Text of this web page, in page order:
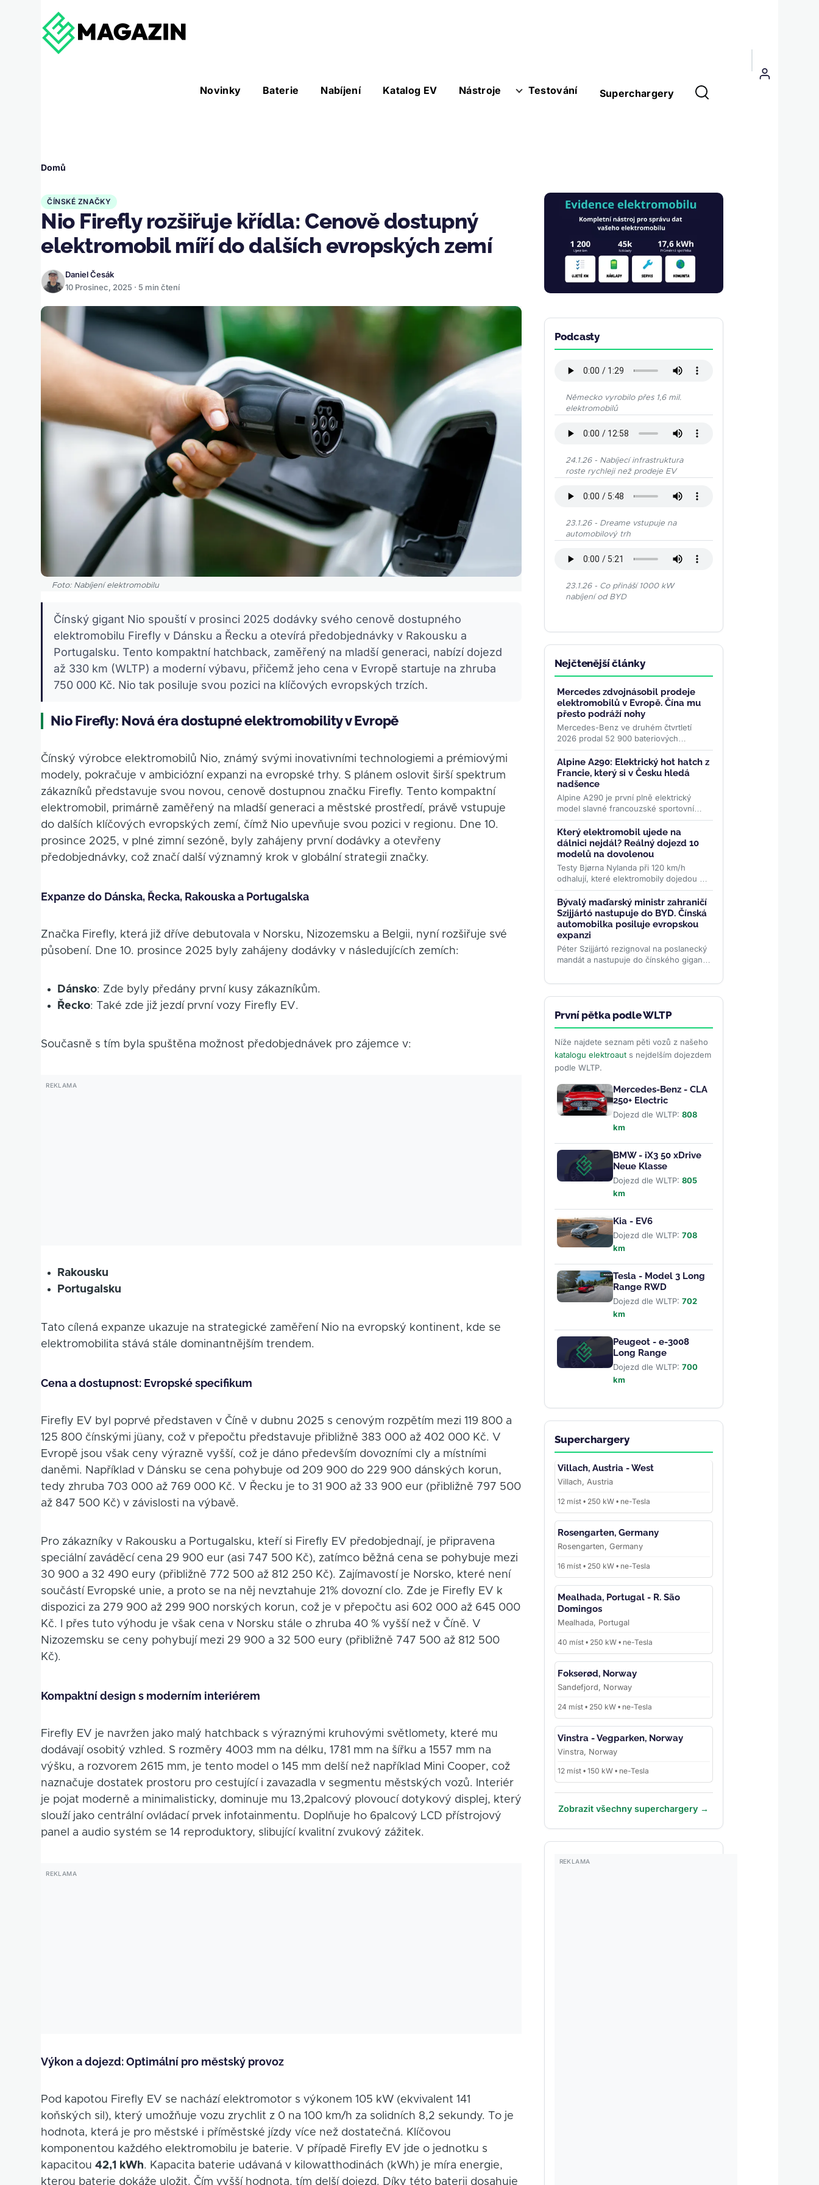
Hlavní
Novinky Baterie Nabíjení Katalog EV Nástroje
Nástroje sub-navigation Testování Superchargery
Menu
uživatelského
Drobečková
navigace
Domů
ČÍNSKÉ ZNAČKY
Nio Firefly rozšiřuje křídla: Cenově dostupný
elektromobil míří do dalších evropských zemí
Daniel Česák
10 Prosinec, 2025 · 5 min čtení
Foto: Nabíjení elektromobilu
Čínský gigant Nio spouští v prosinci 2025 dodávky svého cenově dostupného
elektromobilu Firefly v Dánsku a Řecku a otevírá předobjednávky v Rakousku a
Portugalsku. Tento kompaktní hatchback, zaměřený na mladší generaci, nabízí dojezd
až 330 km (WLTP) a moderní výbavu, přičemž jeho cena v Evropě startuje na zhruba
750 000 Kč. Nio tak posiluje svou pozici na klíčových evropských trzích.
Nio Firefly: Nová éra dostupné elektromobility v Evropě
Čínský výrobce elektromobilů Nio, známý svými inovativními technologiemi a prémiovými
modely, pokračuje v ambiciózní expanzi na evropské trhy. S plánem oslovit širší spektrum
zákazníků představuje svou novou, cenově dostupnou značku Firefly. Tento kompaktní
elektromobil, primárně zaměřený na mladší generaci a městské prostředí, právě vstupuje
do dalších klíčových evropských zemí, čímž Nio upevňuje svou pozici v regionu. Dne 10.
prosince 2025, v plné zimní sezóně, byly zahájeny první dodávky a otevřeny
předobjednávky, což značí další významný krok v globální strategii značky.
Expanze do Dánska, Řecka, Rakouska a Portugalska
Značka Firefly, která již dříve debutovala v Norsku, Nizozemsku a Belgii, nyní rozšiřuje své
působení. Dne 10. prosince 2025 byly zahájeny dodávky v následujících zemích:
Dánsko: Zde byly předány první kusy zákazníkům.
Řecko: Také zde již jezdí první vozy Firefly EV.
Současně s tím byla spuštěna možnost předobjednávek pro zájemce v:
Rakousku
Portugalsku
Tato cílená expanze ukazuje na strategické zaměření Nio na evropský kontinent, kde se
elektromobilita stává stále dominantnějším trendem.
Cena a dostupnost: Evropské specifikum
Firefly EV byl poprvé představen v Číně v dubnu 2025 s cenovým rozpětím mezi 119 800 a
125 800 čínskými jüany, což v přepočtu představuje přibližně 383 000 až 402 000 Kč. V
Evropě jsou však ceny výrazně vyšší, což je dáno především dovozními cly a místními
daněmi. Například v Dánsku se cena pohybuje od 209 900 do 229 900 dánských korun,
tedy zhruba 703 000 až 769 000 Kč. V Řecku je to 31 900 až 33 900 eur (přibližně 797 500
až 847 500 Kč) v závislosti na výbavě.
Pro zákazníky v Rakousku a Portugalsku, kteří si Firefly EV předobjednají, je připravena
speciální zaváděcí cena 29 900 eur (asi 747 500 Kč), zatímco běžná cena se pohybuje mezi
30 900 a 32 490 eury (přibližně 772 500 až 812 250 Kč). Zajímavostí je Norsko, které není
součástí Evropské unie, a proto se na něj nevztahuje 21% dovozní clo. Zde je Firefly EV k
dispozici za 279 900 až 299 900 norských korun, což je v přepočtu asi 602 000 až 645 000
Kč. I přes tuto výhodu je však cena v Norsku stále o zhruba 40 % vyšší než v Číně. V
Nizozemsku se ceny pohybují mezi 29 900 a 32 500 eury (přibližně 747 500 až 812 500
Kč).
Kompaktní design s moderním interiérem
Firefly EV je navržen jako malý hatchback s výraznými kruhovými světlomety, které mu
dodávají osobitý vzhled. S rozměry 4003 mm na délku, 1781 mm na šířku a 1557 mm na
výšku, a rozvorem 2615 mm, je tento model o 145 mm delší než například Mini Cooper, což
naznačuje dostatek prostoru pro cestující i zavazadla v segmentu městských vozů. Interiér
je pojat moderně a minimalisticky, dominuje mu 13,2palcový plovoucí dotykový displej, který
slouží jako centrální ovládací prvek infotainmentu. Doplňuje ho 6palcový LCD přístrojový
panel a audio systém se 14 reproduktory, slibující kvalitní zvukový zážitek.
Výkon a dojezd: Optimální pro městský provoz
Pod kapotou Firefly EV se nachází elektromotor s výkonem 105 kW (ekvivalent 141
koňských sil), který umožňuje vozu zrychlit z 0 na 100 km/h za solidních 8,2 sekundy. To je
hodnota, která je pro městské i příměstské jízdy více než dostatečná. Klíčovou
komponentou každého elektromobilu je baterie. V případě Firefly EV jde o jednotku s
kapacitou42,1 kWh. Kapacita baterie udávaná v kilowatthodinách (kWh) je míra energie,
kterou baterie dokáže uložit. Čím vyšší hodnota, tím delší dojezd. Díky této baterii dosahuje
Obrázek
Podcasty
Německo vyrobilo přes 1,6 mil.
elektromobilů
24.1.26 - Nabíjecí infrastruktura
roste rychleji než prodeje EV
23.1.26 - Dreame vstupuje na
automobilový trh
23.1.26 - Co přináší 1000 kW
nabíjení od BYD
Nejčtenější články
Mercedes zdvojnásobil prodeje
elektromobilů v Evropě. Čína mu
přesto podráží nohy
Mercedes-Benz ve druhém čtvrtletí
2026 prodal 52 900 bateriových
elektromobilů, o 51 procent více než
před rokem. Evropa rostla o 87
procent...>>
Alpine A290: Elektrický hot hatch z
Francie, který si v Česku hledá
nadšence
Alpine A290 je první plně elektrický
model slavné francouzské sportovní
značky. Od 975 000 Kč nabízí 378 km
dojezdu, 177 koní a jízdní...>>
Který elektromobil ujede na
dálnici nejdál? Reálný dojezd 10
modelů na dovolenou
Testy Bjørna Nylanda při 120 km/h
odhalují, které elektromobily dojedou na
jednu zastávku nejdál. Tesla Model 3
ujede 483 km, některá SUV o...>>
Bývalý maďarský ministr zahraničí
Szijjártó nastupuje do BYD. Čínská
automobilka posiluje evropskou
expanzi
Péter Szijjártó rezignoval na poslanecký
mandát a nastupuje do čínského gigantu
kdy automobilka...>>
První pětka podle WLTP
Níže najdete seznam pěti vozů z našeho
katalogu elektroauts nejdelším dojezdem
podle WLTP.
Mercedes-Benz - CLA
250+ Electric
Dojezd dle WLTP: 808
km
BMW - iX3 50 xDrive
Neue Klasse
Dojezd dle WLTP: 805
km
Kia - EV6
Dojezd dle WLTP: 708
km
Tesla - Model 3 Long
Range RWD
Dojezd dle WLTP: 702
km
Peugeot - e-3008
Long Range
Dojezd dle WLTP: 700
km
Superchargery
Villach, Austria - West
Villach, Austria
12 míst • 250 kW • ne-Tesla
Rosengarten, Germany
Rosengarten, Germany
16 míst • 250 kW • ne-Tesla
Mealhada, Portugal - R. São
Domingos
Mealhada, Portugal
40 míst • 250 kW • ne-Tesla
Fokserød, Norway
Sandefjord, Norway
24 míst • 250 kW • ne-Tesla
Vinstra - Vegparken, Norway
Vinstra, Norway
12 míst • 150 kW • ne-Tesla
Zobrazit všechny superchargery →